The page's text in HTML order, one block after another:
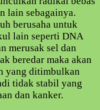
lain sebagainya.
berusaha untuk
lain seperti DNA
merusak sel dan
beredar maka akan
yang ditimbulkan
tidak stabil yang
dan kanker.